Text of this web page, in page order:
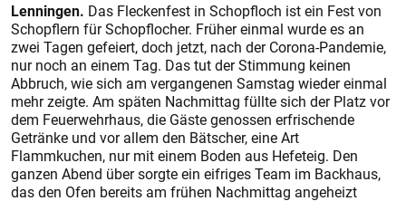
Lenningen. Das Fleckenfest in Schopfloch ist ein Fest von
Schopflern für Schopflocher. Früher einmal wurde es an
zwei Tagen gefeiert, doch jetzt, nach der Corona-Pandemie,
nur noch an einem Tag. Das tut der Stimmung keinen
Abbruch, wie sich am vergangenen Samstag wieder einmal
mehr zeigte. Am späten Nachmittag füllte sich der Platz vor
dem Feuerwehrhaus, die Gäste genossen erfrischende
Getränke und vor allem den Bätscher, eine Art
Flammkuchen, nur mit einem Boden aus Hefeteig. Den
ganzen Abend über sorgte ein eifriges Team im Backhaus,
das den Ofen bereits am frühen Nachmittag angeheizt